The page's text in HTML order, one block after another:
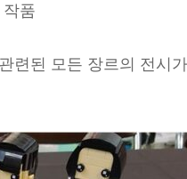
품
련된 모든 장르의 전시